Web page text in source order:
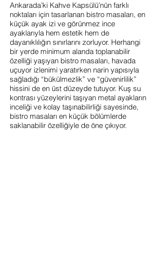
Ankarada’ki Kahve Kapsülü’nün farklı
noktaları için tasarlanan bistro masaları, en
küçük ayak izi ve görünmez ince
ayaklarıyla hem estetik hem de
dayanıklılığın sınırlarını zorluyor. Herhangi
bir yerde minimum alanda toplanabilir
özelliği yaşıyan bistro masaları, havada
uçuyor izlenimi yaratırken narin yapısıyla
sağladığı “bükülmezlik” ve “güvenirlilik”
hissini de en üst düzeyde tutuyor. Kuş su
kontrası yüzeylerini taşıyan metal ayakların
inceliği ve kolay taşınabilirliği sayesinde,
bistro masaları en küçük bölümlerde
saklanabilir özelliğiyle de öne çıkıyor.